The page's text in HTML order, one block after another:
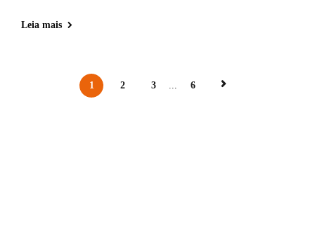
Leia mais
1 2 3 ... 6